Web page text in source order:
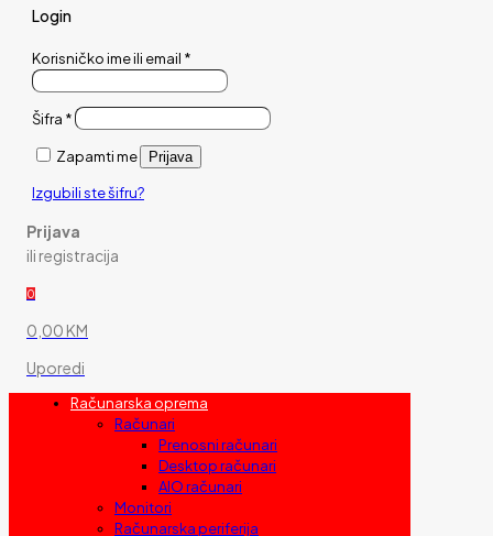
Login
Korisničko ime ili email *
Šifra *
Zapamti me Prijava
Izgubili ste šifru?
Prijava
ili registracija
0
0,00 KM
Uporedi
Računarska oprema
Računari
Prenosni računari
Desktop računari
AIO računari
Monitori
Računarska periferija